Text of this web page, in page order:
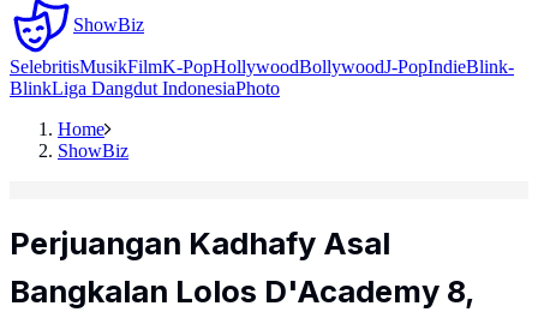
ShowBiz
SelebritisMusikFilmK-PopHollywoodBollywoodJ-PopIndieBlink-
BlinkLiga Dangdut IndonesiaPhoto
Home
ShowBiz
Perjuangan Kadhafy Asal
Bangkalan Lolos D'Academy 8,